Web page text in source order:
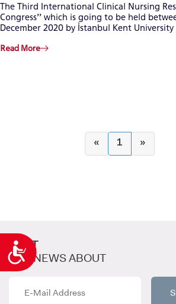
Accessibility
The Third International Clinical Nursing
Congress’’ which is going to be held
December 2020 by İstanbul Kent University
Read More
« 1 »
KENT
GET NEWS ABOUT